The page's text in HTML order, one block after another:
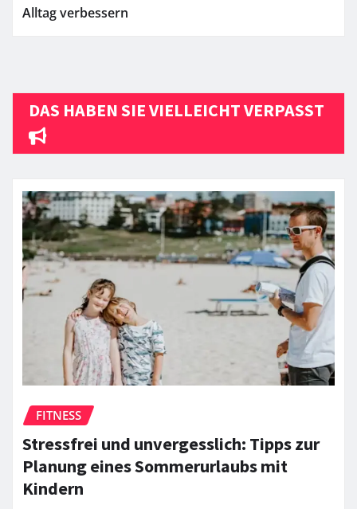
Alltag verbessern
DAS HABEN SIE VIELLEICHT VERPASST
FITNESS
Stressfrei und unvergesslich: Tipps zur
Planung eines Sommerurlaubs mit
Kindern